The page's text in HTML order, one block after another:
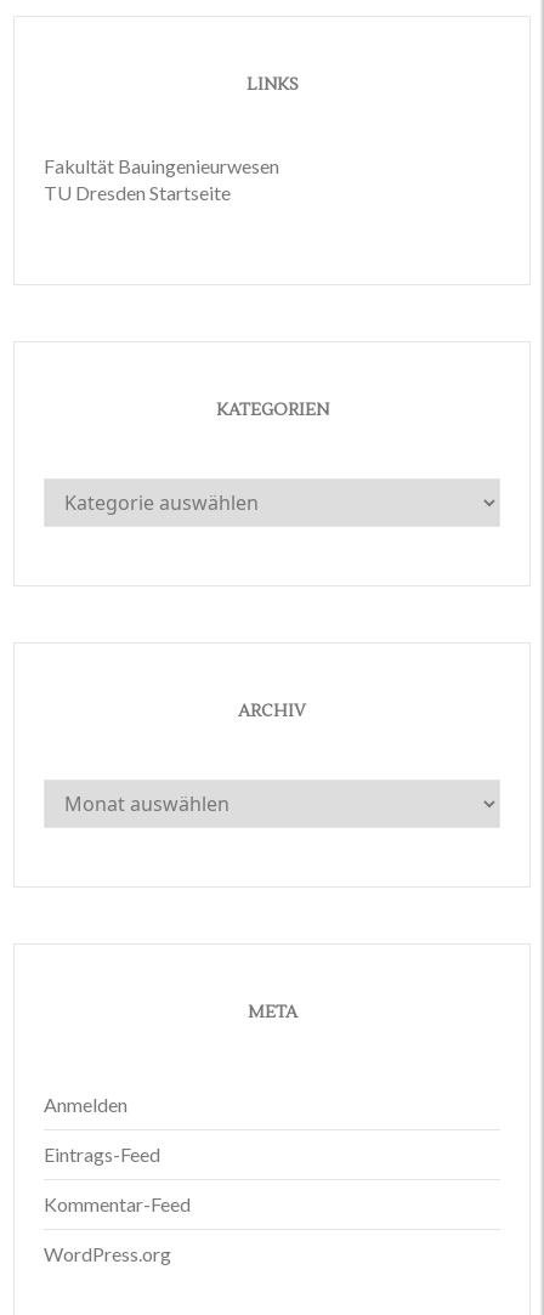
LINKS
Fakultät Bauingenieurwesen
TU Dresden Startseite
KATEGORIEN
Kategorien
ARCHIV
Archiv
META
Anmelden
Eintrags-Feed
Kommentar-Feed
WordPress.org